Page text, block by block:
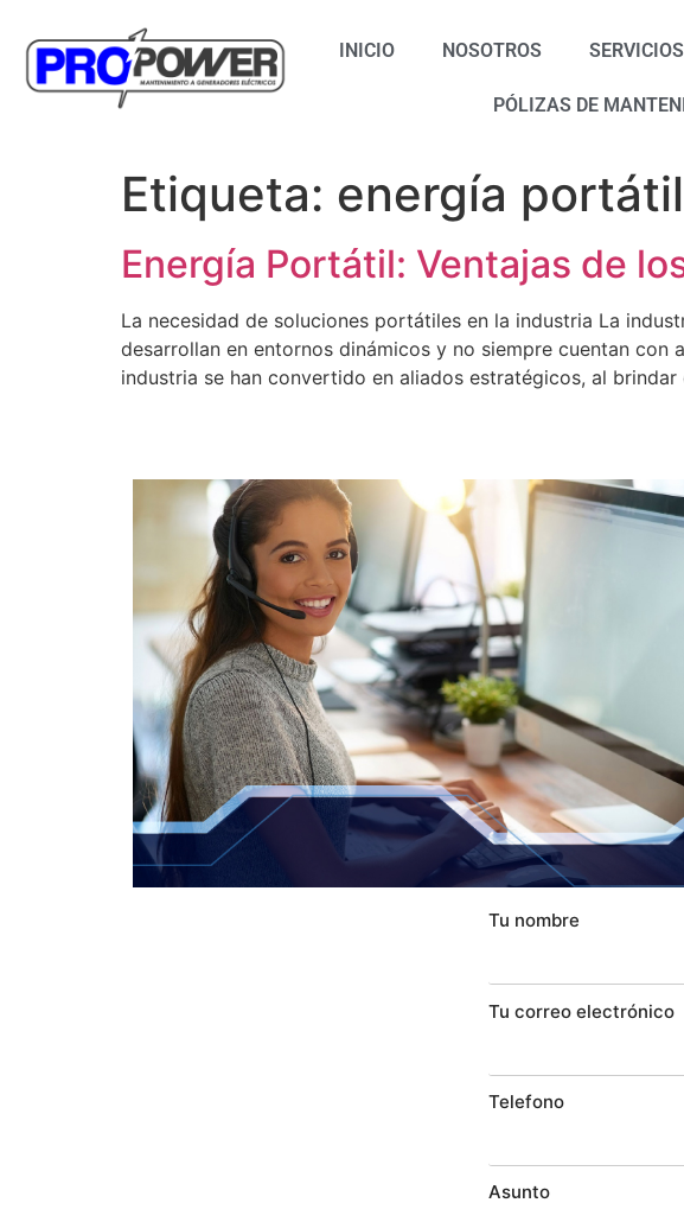
INICIO NOSOTROS SERVICIOS
PÓLIZAS DE
Etiqueta: energía portátil
Energía Portátil: Ventajas de
La necesidad de soluciones portátiles en la industria La
desarrollan en entornos dinámicos y no siempre cuentan
industria se han convertido en aliados estratégicos, al
Tu nombre
Tu correo electrónico
Telefono
Asunto